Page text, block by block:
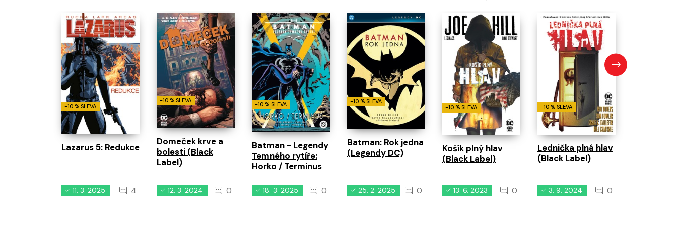
-10 % SLEVA
Lazarus 5: Redukce
11. 3. 2025 4
-10 % SLEVA
Domeček krve a
bolesti (Black
Label)
12. 3. 2024 0
-10 % SLEVA
Batman - Legendy
Temného rytíře:
Horko / Terminus
18. 3. 2025 0
-10 % SLEVA
Batman: Rok jedna
(Legendy DC)
25. 2. 2025 0
-10 % SLEVA
Košík plný hlav
(Black Label)
13. 6. 2023 0
-10 % SLEVA
Lednička plná hlav
(Black Label)
3. 9. 2024 0